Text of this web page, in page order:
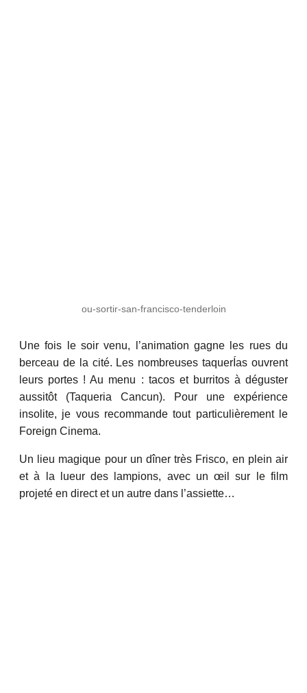
ou-sortir-san-francisco-tenderloin
Une fois le soir venu, l’animation gagne les rues du
berceau de la cité. Les nombreuses taquerÍas ouvrent
leurs portes ! Au menu : tacos et burritos à déguster
aussitôt (Taqueria Cancun). Pour une expérience
insolite, je vous recommande tout particulièrement le
Foreign Cinema.
Un lieu magique pour un dîner très Frisco, en plein air
et à la lueur des lampions, avec un œil sur le film
projeté en direct et un autre dans l’assiette…